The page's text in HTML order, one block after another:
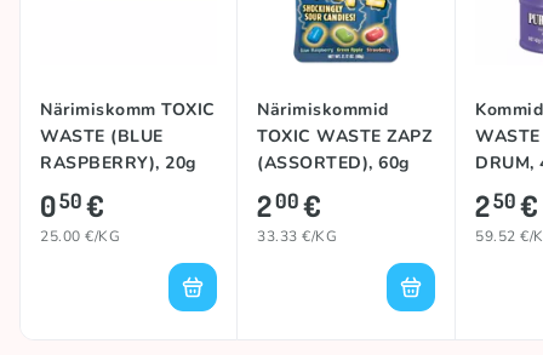
Pakistan
Närimiskomm TOXIC
WASTE (BLUE
RASPBERRY), 20g
050€
25.00 €/KG
Närimiskommid
TOXIC WASTE ZAPZ
(ASSORTED), 60g
200€
33.33 €/KG
DRUM,
250€
59.52 €/